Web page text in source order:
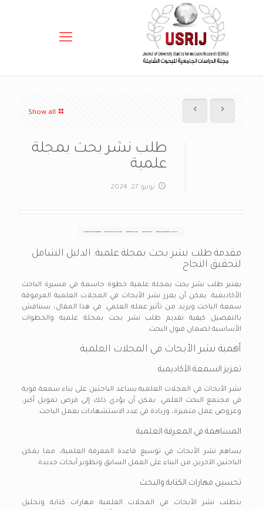
Show all
طلب نشر بحث بمجلة
علمية
يونيو 27, 2024
مقدمة طلب نشر بحث بمجلة علمية: الدليل الشامل
لتحقيق النجاح
يعتبر طلب نشر بحث بمجلة علمية خطوة حاسمة في مسيرة الباحث
الأكاديمية. يمكن أن يعزز نشر الأبحاث في المجلات العلمية المرموقة
سمعة الباحث ويزيد من تأثير عمله العلمي. في هذا المقال، سنناقش
بالتفصيل كيفية تقديم طلب نشر بحث بمجلة علمية والخطوات
الأساسية لضمان قبول البحث.
أهمية نشر الأبحاث في المجلات العلمية
تعزيز السمعة الأكاديمية
نشر الأبحاث في المجلات العلمية يساعد الباحثين على بناء سمعة قوية
في مجتمع البحث العلمي. يمكن أن يؤدي ذلك إلى فرص تمويل أكبر،
وعروض عمل متميزة، وزيادة في عدد الاستشهادات بعمل الباحث.
المساهمة في المعرفة العلمية
يساهم نشر الأبحاث في توسيع قاعدة المعرفة العلمية، مما يمكن
الباحثين الآخرين من البناء على العمل السابق وتطوير أبحاث جديدة.
تحسين مهارات الكتابة والبحث
يتطلب نشر الأبحاث في المجلات العلمية مهارات كتابة وتحليل